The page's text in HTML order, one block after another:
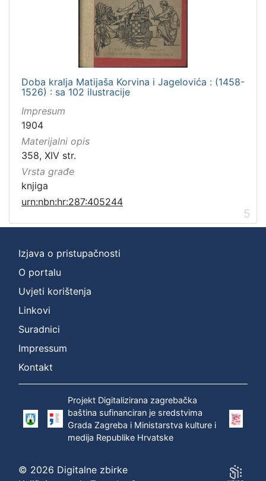
Doba kralja Matijaša Korvina i Jagelovića : (1458-
1526) : sa 102 ilustracije
Impresum
1904
Materijalni opis
358, XIV str.
Vrsta građe
knjiga
urn:nbn:hr:287:405244
5
Izjava o pristupačnosti
O portalu
Uvjeti korištenja
Linkovi
Suradnici
Impressum
Kontakt
Projekt Digitalizirana zagrebačka
baština sufinanciran je sredstvima
Grada Zagreba i Ministarstva kulture i
medija Republike Hrvatske
© 2026 Digitalne zbirke